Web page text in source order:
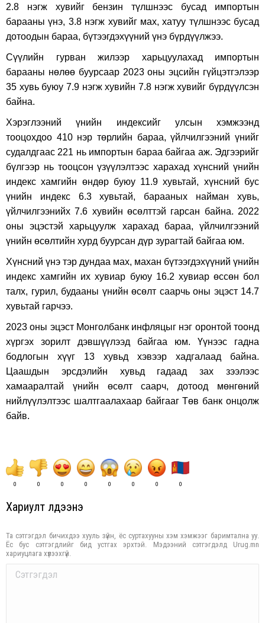
2.8 нэгж хувийг бензин түлшнээс бусад импортын
барааны үнэ, 3.8 нэгж хувийг мах, хатуу түлшнээс бусад
дотоодын бараа, бүтээгдэхүүний үнэ бүрдүүлжээ.
Сүүлийн гурван жилээр харьцуулахад импортын
барааны нөлөө буурсаар 2023 оны эцсийн гүйцэтгэлээр
35 хувь буюу 7.9 нэгж хувийн 7.8 нэгж хувийг бүрдүүлсэн
байна.
Хэрэглээний үнийн индексийг улсын хэмжээнд
тооцохдоо 410 нэр төрлийн бараа, үйлчилгээний үнийг
судалдгаас 221 нь импортын бараа байгаа аж. Эдгээрийг
бүлгээр нь тооцсон үзүүлэлтээс харахад хүнсний үнийн
индекс хамгийн өндөр буюу 11.9 хувьтай, хүнсний бус
үнийн индекс 6.3 хувьтай, барааных найман хувь,
үйлчилгээнийх 7.6 хувийн өсөлттэй гарсан байна. 2022
оны эцэстэй харьцуулж харахад бараа, үйлчилгээний
үнийн өсөлтийн хурд буурсан дүр зурагтай байгаа юм.
Хүнсний үнэ тэр дундаа мах, махан бүтээгдэхүүний үнийн
индекс хамгийн их хувиар буюу 16.2 хувиар өссөн бол
талх, гурил, будааны үнийн өсөлт саарчь оны эцэст 14.7
хувьтай гарчээ.
2023 оны эцэст Монголбанк инфляцыг нэг оронтой тоонд
хүргэх зорилт дэвшүүлээд байгаа юм. Үүнээс гадна
бодлогын хүүг 13 хувьд хэвээр хадгалаад байна.
Цаашдын эрсдэлийн хувьд гадаад зах зээлээс
хамааралтай үнийн өсөлт саарч, дотоод мөнгөний
нийлүүлэлтээс шалтгаалахаар байгааг Төв банк онцолж
байв.
0 0 0 0 0 0 0 0
Хариулт үлдээнэ үү
Та сэтгэгдэл бичихдээ хууль зүйн, ёс суртахууны хэм хэмжээг баримтална уу.
Ёс бус сэтгэгдлийг бид устгах эрхтэй. Мэдээний сэтгэгдэлд Urug.mn
хариуцлага хүлээхгүй.
Comment